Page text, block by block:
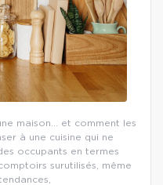
maison… et comment les
à une cuisine qui ne
occupants en termes
surutilisés, même